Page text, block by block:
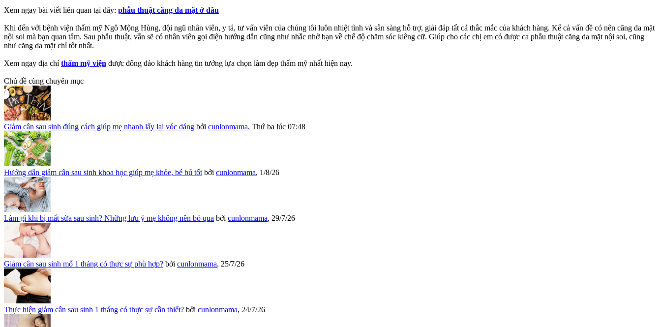
Xem ngay bài viết liên quan tại đây: phẫu thuật căng da mặt ở đâu
Khi đến với bệnh viện thẩm mỹ Ngô Mộng Hùng, đội ngũ nhân viên, y tá, tư vấn viên của chúng tôi luôn nhiệt tình và sẵn sàng hỗ trợ, giải đáp tất cả thắc mắc của khách hàng. Kể cả vấn đề có nên căng da mặt
nội soi mà bạn quan tâm. Sau phẫu thuật, vẫn sẽ có nhân viên gọi điện hướng dẫn cũng như nhắc nhở bạn về chế độ chăm sóc kiêng cữ. Giúp cho các chị em có được ca phẫu thuật căng da mặt nội soi, cũng
như căng da mặt chỉ tốt nhất.
Xem ngay địa chỉ thẩm mỹ viện được đông đảo khách hàng tin tưởng lựa chọn làm đẹp thẩm mỹ nhất hiện nay.
Chủ đề cùng chuyên mục
Giảm cân sau sinh đúng cách giúp mẹ nhanh lấy lại vóc dáng bởi cunlonmama, Thứ ba lúc 07:48
Hướng dẫn giảm cân sau sinh khoa học giúp mẹ khỏe, bé bú tốt bởi cunlonmama, 1/8/26
Làm gì khi bị mất sữa sau sinh? Những lưu ý mẹ không nên bỏ qua bởi cunlonmama, 29/7/26
Giảm cân sau sinh mổ 1 tháng có thực sự phù hợp? bởi cunlonmama, 25/7/26
Thực hiện giảm cân sau sinh 1 tháng có thực sự cần thiết? bởi cunlonmama, 24/7/26